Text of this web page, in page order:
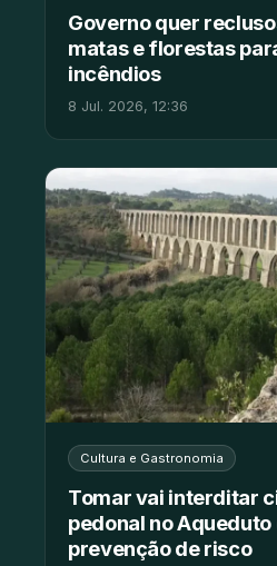
Governo quer
matas e florestas
incêndios
8 Jul. 2026, 12:36
Cultura e Gastronomia
Tomar vai interditar
pedonal no Aqueduto
prevenção de risco